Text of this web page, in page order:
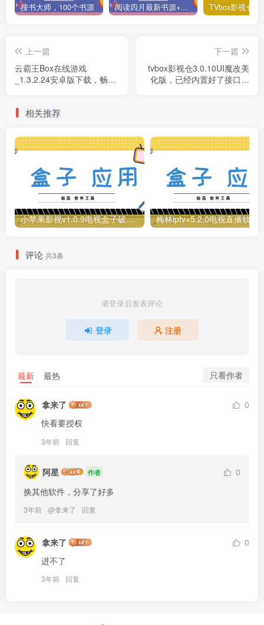
搜书大师，100个书源 阅读四月最新书源+阅读TTS语音引擎安装教程
上一篇
云霸王Box在线游戏
_1.3.2.24安卓版下载，畅玩
下一篇
tvbox影视仓3.0.10UI魔改美
化版，已经内置好了接口，
相关推荐
小苹果影视v1.0.9电视盒子破解版下载，继续免费白嫖直播和点播！
评论 共3条
请登录后发表评论
登录 注册
最新 最热 只看作者
拿来了
0
快看要授权
3年前 回复
阿星 作者
0
换其他软件，分享了好多
3年前 @拿来了 回复
拿来了
0
进不了
3年前 回复